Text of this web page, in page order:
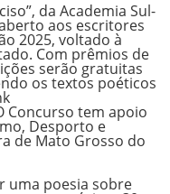
da Academia Sul-
aos escritores
2025, voltado à
Com prêmios de
serão gratuitas
os textos poéticos
Concurso tem apoio
Desporto e
de Mato Grosso do
uma poesia sobre